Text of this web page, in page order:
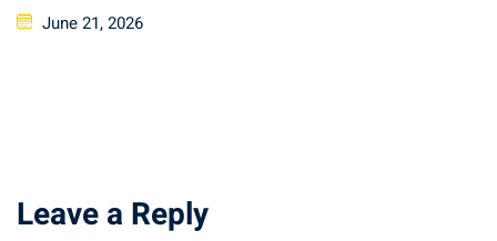
Posted
June 21, 2026
Leave a Reply